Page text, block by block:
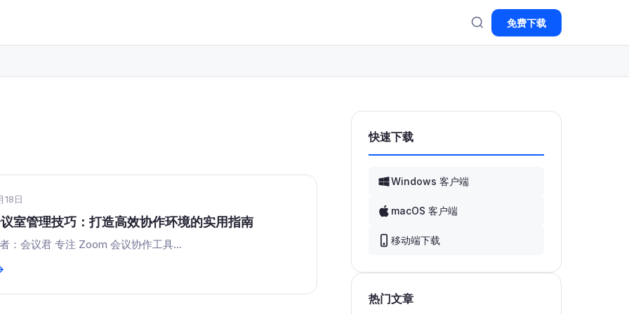
免费下载
18日
室管理技巧：打造高效协作环境的实用指南
：会议君 专注 Zoom 会议协作工具...
快速下载
Windows 客户端
macOS 客户端
移动端下载
热门文章